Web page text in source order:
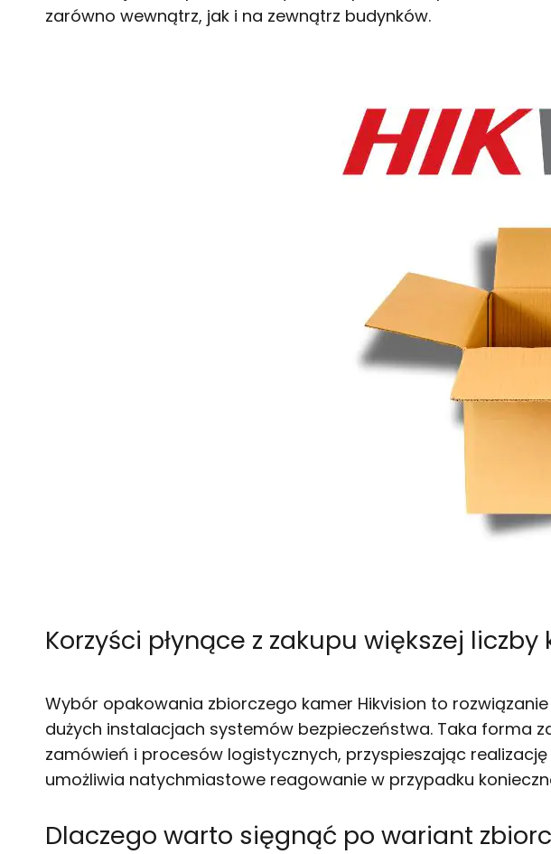
zarówno wewnątrz, jak i na zewnątrz budynków.
Korzyści płynące z zakupu większej liczby
Wybór opakowania zbiorczego kamer Hikvision to
dużych instalacjach systemów bezpieczeństwa. Taka forma
zamówień i procesów logistycznych, przyspieszając
umożliwia natychmiastowe reagowanie w przypadku
Dlaczego warto sięgnąć po wariant